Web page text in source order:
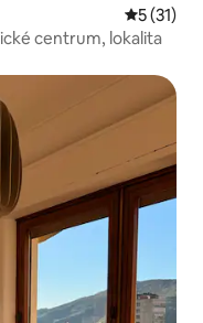
5 (31)
centrum, lokalita